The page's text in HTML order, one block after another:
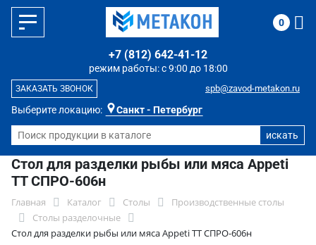
Выберите локацию: Санкт - Петербург
режим работы: с 9:00 до 18:00
+7 (812) 642-41-12
spb@zavod-metakon.ru
ЗАКАЗАТЬ ЗВОНОК
0
Стол для разделки рыбы или мяса Appeti
ТТ СПРО-606н
Главная Каталог Столы
Производственные столы
Столы разделочные
Стол для разделки рыбы или мяса Appeti ТТ СПРО-606н